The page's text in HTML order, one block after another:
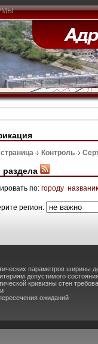
Контроль
по: городу
регион:
параметров ширины
допустимого
кривизны стен
ожиданий